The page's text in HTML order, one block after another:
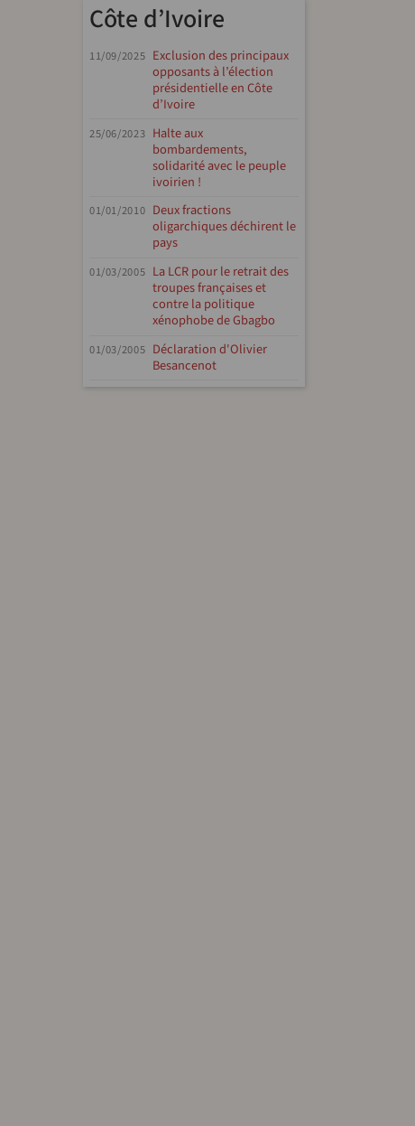
Côte d’Ivoire
11/09/2025 Exclusion des principaux
opposants à l’élection
présidentielle en Côte
d’Ivoire
25/06/2023 Halte aux
bombardements,
solidarité avec le peuple
ivoirien !
01/01/2010 Deux fractions
oligarchiques déchirent le
pays
01/03/2005 La LCR pour le retrait des
troupes françaises et
contre la politique
xénophobe de Gbagbo
01/03/2005 Déclaration d'Olivier
Besancenot